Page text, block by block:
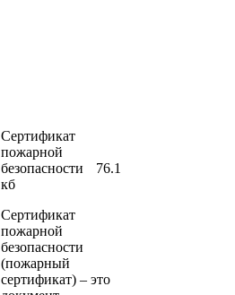
Сертификат
пожарной
безопасности
76.1
кб
Сертификат
пожарной
безопасности
(пожарный
сертификат) – это